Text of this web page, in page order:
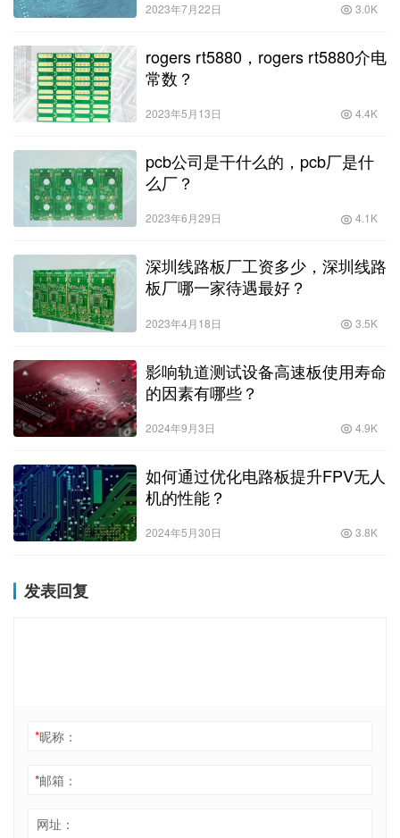
2023年7月22日 3.0K
rogers rt5880，rogers rt5880介电
常数？
2023年5月13日 4.4K
pcb公司是干什么的，pcb厂是什
么厂？
2023年6月29日 4.1K
深圳线路板厂工资多少，深圳线路
板厂哪一家待遇最好？
2023年4月18日 3.5K
影响轨道测试设备高速板使用寿命
的因素有哪些？
2024年9月3日 4.9K
如何通过优化电路板提升FPV无人
机的性能？
2024年5月30日 3.8K
发表回复
*昵称：
*邮箱：
网址：